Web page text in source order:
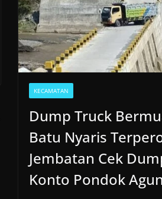
KECAMATAN
Dump Truck
Batu Nyaris
Jembatan Cek
Konto Pondok